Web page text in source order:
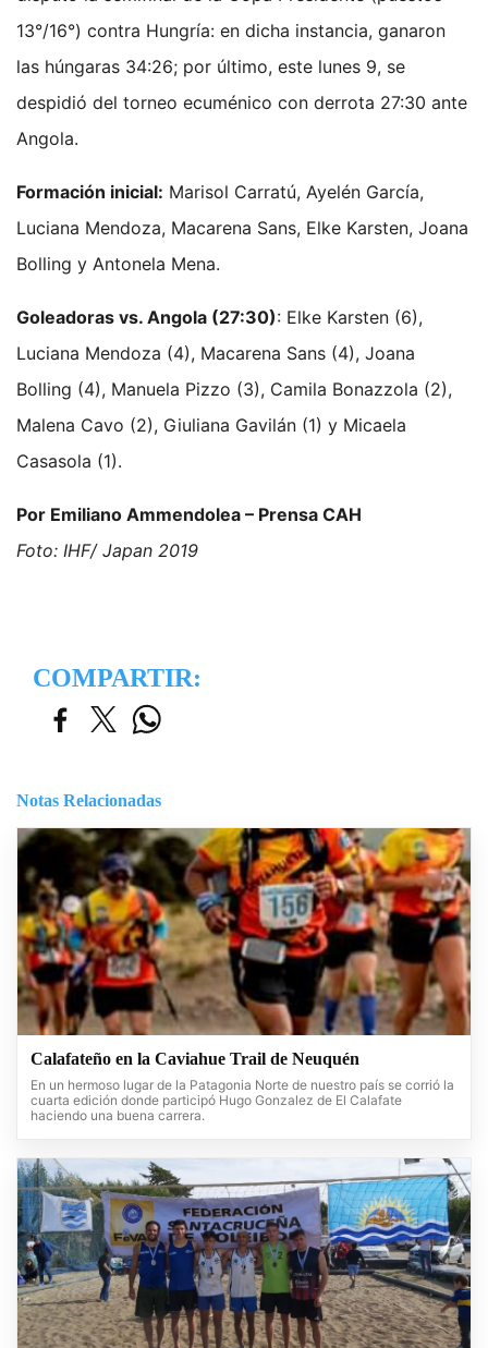
13°/16°) contra Hungría: en dicha instancia, ganaron
las húngaras 34:26; por último, este lunes 9, se
despidió del torneo ecuménico con derrota 27:30 ante
Angola.
Formación inicial: Marisol Carratú, Ayelén García,
Luciana Mendoza, Macarena Sans, Elke Karsten, Joana
Bolling y Antonela Mena.
Goleadoras vs. Angola (27:30): Elke Karsten (6),
Luciana Mendoza (4), Macarena Sans (4), Joana
Bolling (4), Manuela Pizzo (3), Camila Bonazzola (2),
Malena Cavo (2), Giuliana Gavilán (1) y Micaela
Casasola (1).
Por Emiliano Ammendolea – Prensa CAH
Foto: IHF/ Japan 2019
COMPARTIR:
Notas Relacionadas
Calafateño en la Caviahue Trail de Neuquén
En un hermoso lugar de la Patagonia Norte de nuestro país se corrió la
cuarta edición donde participó Hugo Gonzalez de El Calafate
haciendo una buena carrera.